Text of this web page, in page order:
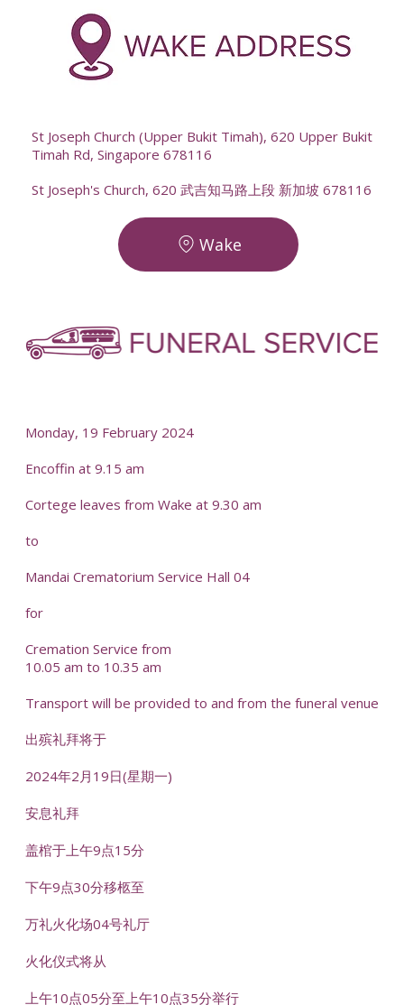
St Joseph Church (Upper Bukit Timah), 620 Upper Bukit
Timah Rd, Singapore 678116
St Joseph's Church, 620 武吉知马路上段 新加坡 678116
Wake
Monday, 19 February 2024
Encoffin at 9.15 am
Cortege leaves from Wake at 9.30 am
to
Mandai Crematorium Service Hall 04
for
Cremation Service from
10.05 am to 10.35 am
Transport will be provided to and from the funeral venue
出殡礼拜将于
2024年2月19日(星期一)
安息礼拜
盖棺于上午9点15分
下午9点30分移柩至
万礼火化场04号礼厅
火化仪式将从
上午10点05分至上午10点35分举行